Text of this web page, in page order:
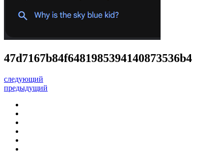
47d7167b84f6481985394140873536b4
следующий
предыдущий